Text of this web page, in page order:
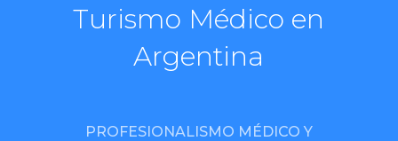
Turismo Médico en
Argentina
PROFESIONALISMO MÉDICO Y